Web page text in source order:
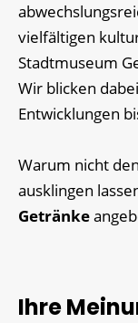
vielfältigen
Stadtmuseum
Wir blicken
Entwicklungen
Warum nicht
ausklingen
Getränke
Ihre